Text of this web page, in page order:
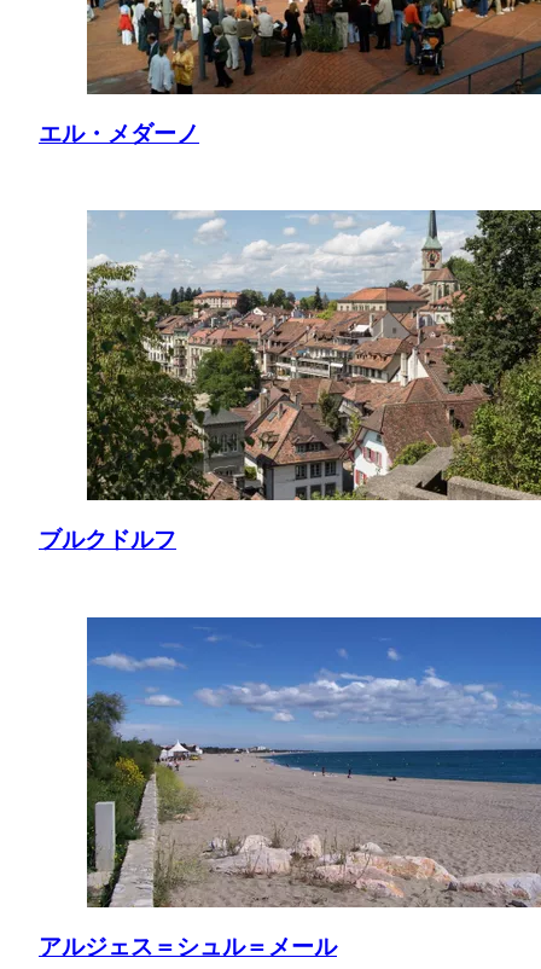
エル・メダーノ
ブルクドルフ
アルジェス＝シュル＝メール